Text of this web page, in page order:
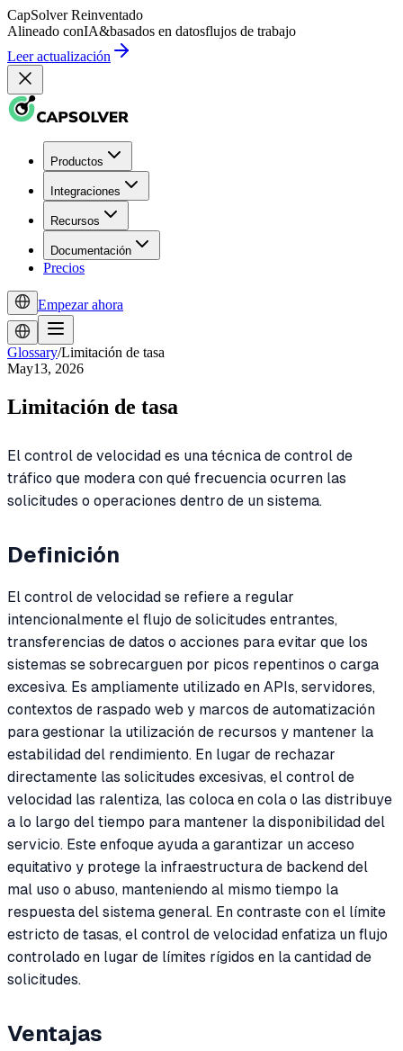
CapSolver Reinventado
Alineado conIA&basados en datosflujos de trabajo
Leer actualización
Productos
Integraciones
Recursos
Documentación
Precios
Empezar ahora
Glossary/Limitación de tasa
May13, 2026
Limitación de tasa
El control de velocidad es una técnica de control de
tráfico que modera con qué frecuencia ocurren las
solicitudes o operaciones dentro de un sistema.
Definición
El control de velocidad se refiere a regular
intencionalmente el flujo de solicitudes entrantes,
transferencias de datos o acciones para evitar que los
sistemas se sobrecarguen por picos repentinos o carga
excesiva. Es ampliamente utilizado en APIs, servidores,
contextos de raspado web y marcos de automatización
para gestionar la utilización de recursos y mantener la
estabilidad del rendimiento. En lugar de rechazar
directamente las solicitudes excesivas, el control de
velocidad las ralentiza, las coloca en cola o las distribuye
a lo largo del tiempo para mantener la disponibilidad del
servicio. Este enfoque ayuda a garantizar un acceso
equitativo y protege la infraestructura de backend del
mal uso o abuso, manteniendo al mismo tiempo la
respuesta del sistema general. En contraste con el límite
estricto de tasas, el control de velocidad enfatiza un flujo
controlado en lugar de límites rígidos en la cantidad de
solicitudes.
Ventajas